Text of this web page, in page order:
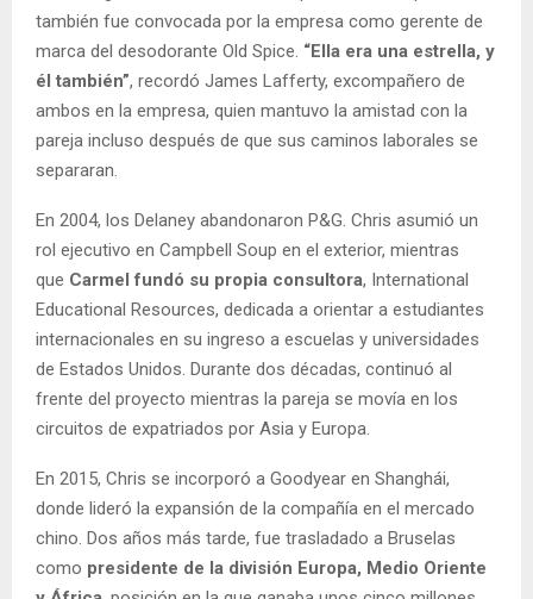
también fue convocada por la empresa como gerente de
marca del desodorante Old Spice. “Ella era una estrella, y
él también”, recordó James Lafferty, excompañero de
ambos en la empresa, quien mantuvo la amistad con la
pareja incluso después de que sus caminos laborales se
separaran.
En 2004, los Delaney abandonaron P&G. Chris asumió un
rol ejecutivo en Campbell Soup en el exterior, mientras
que Carmel fundó su propia consultora, International
Educational Resources, dedicada a orientar a estudiantes
internacionales en su ingreso a escuelas y universidades
de Estados Unidos. Durante dos décadas, continuó al
frente del proyecto mientras la pareja se movía en los
circuitos de expatriados por Asia y Europa.
En 2015, Chris se incorporó a Goodyear en Shanghái,
donde lideró la expansión de la compañía en el mercado
chino. Dos años más tarde, fue trasladado a Bruselas
como presidente de la división Europa, Medio Oriente